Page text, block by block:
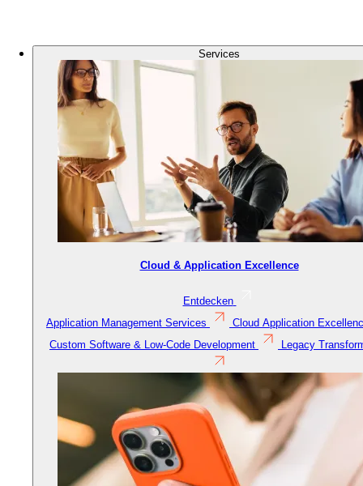
Services
Cloud & Application Excellence
Entdecken
Application Management Services
Cloud Application
Custom Software & Low-Code Development
Legacy